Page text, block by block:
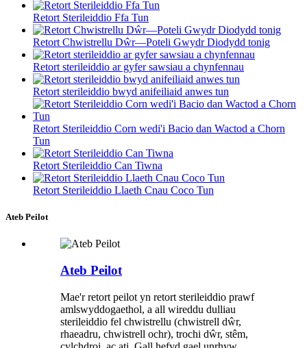
Retort Sterileiddio Ffa Tun
Retort Chwistrellu Dŵr—Poteli Gwydr Diodydd tonig
Retort sterileiddio ar gyfer sawsiau a chynfennau
Retort sterileiddio bwyd anifeiliaid anwes tun
Retort Sterileiddio Corn wedi'i Bacio dan Wactod a Chorn
Tun
Retort Sterileiddio Can Tiwna
Retort Sterileiddio Llaeth Cnau Coco Tun
Ateb Peilot
Ateb Peilot
Mae'r retort peilot yn retort sterileiddio prawf
amlswyddogaethol, a all wireddu dulliau
sterileiddio fel chwistrellu (chwistrell dŵr,
rhaeadru, chwistrell ochr), trochi dŵr, stêm,